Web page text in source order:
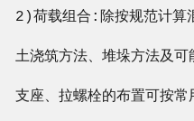
2)荷载组合:除按规范计算
土浇筑方法、堆垛方法及可
支座、拉螺栓的布置可按